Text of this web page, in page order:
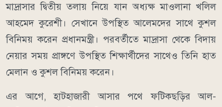
মাদ্রাসার দ্বিতীয় তলায় নিয়ে যান অধ্যক্ষ মাওলানা খলিল
আহমেদ কুরেশী। সেখানে উপস্থিত আলেমদের সাথে কুশল
বিনিময় করেন প্রধানমন্ত্রী। পরবর্তীতে মাদ্রাসা থেকে বিদায়
নেয়ার সময় প্রাঙ্গণে উপস্থিত শিক্ষার্থীদের সাথেও তিনি হাত
মেলান ও কুশল বিনিময় করেন।
এর আগে, হাটহাজারী আসার পথে ফটিকছড়ির আল-